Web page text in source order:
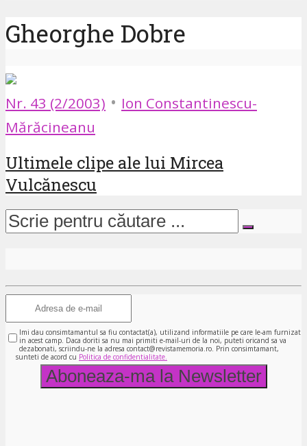
Gheorghe Dobre
Nr. 43 (2/2003) • Ion Constantinescu-
Mărăcineanu
Ultimele clipe ale lui Mircea
Vulcănescu
Imi dau consimtamantul sa fiu contactat(a), utilizand informatiile pe care le-am furnizat
in acest camp. Daca doriti sa nu mai primiti e-mail-uri de la noi, puteti oricand sa va
dezabonati, scriindu-ne la adresa contact@revistamemoria.ro. Prin consimtamant,
sunteti de acord cu Politica de confidentialitate.